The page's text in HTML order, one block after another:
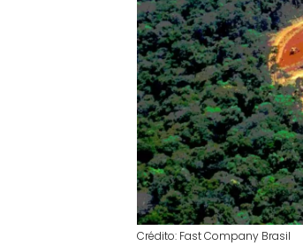
Crédito: Fast Company Brasil